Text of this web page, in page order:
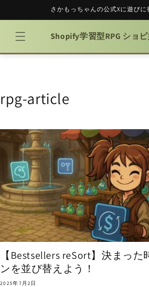
進む
さかもっちゃんの公式Xに遊びに
Shopify学習型RPG ショピ
rpg-article
【Bestsellers reSort】決まっ
ンを並び替えよう！
2025年7月2日